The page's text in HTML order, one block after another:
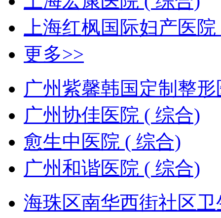
上海红枫国际妇产医
更多>>
广州紫馨韩国定制整
广州协佳医院 ( 综合)
愈生中医院 ( 综合)
广州和谐医院 ( 综合)
海珠区南华西街社区